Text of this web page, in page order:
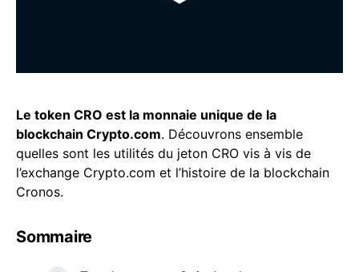
Le token CRO est la monnaie unique de la
blockchain Crypto.com. Découvrons ensemble
quelles sont les utilités du jeton CRO vis à vis de
l’exchange Crypto.com et l’histoire de la blockchain
Cronos.
Sommaire